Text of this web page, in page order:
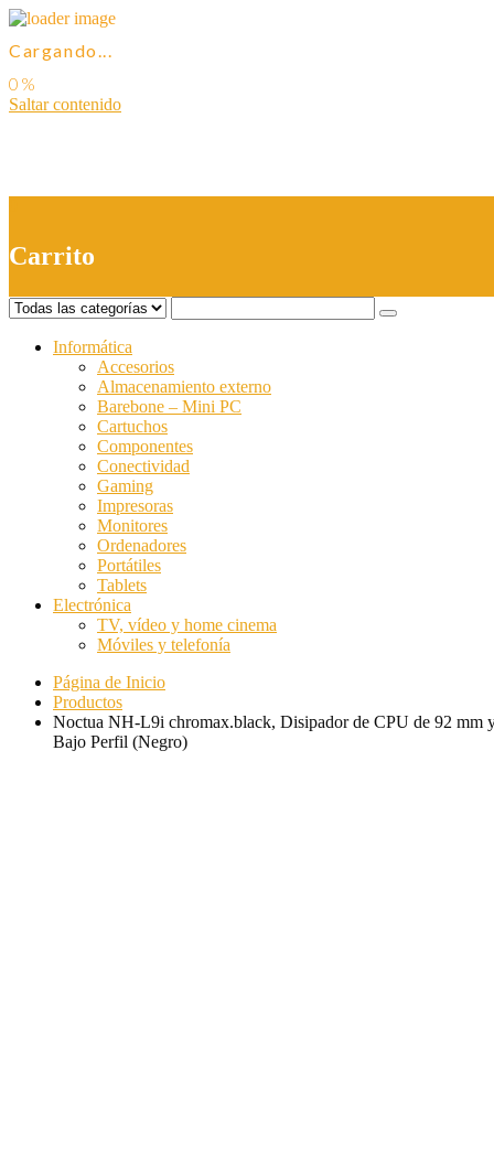
Cargando...
Saltar contenido
Carrito
Informática
Accesorios
Almacenamiento externo
Barebone – Mini PC
Cartuchos
Componentes
Conectividad
Gaming
Impresoras
Monitores
Ordenadores
Portátiles
Tablets
Electrónica
TV, vídeo y home cinema
Móviles y telefonía
Página de Inicio
Productos
Noctua NH-L9i chromax.black, Disipador de CPU de 92 mm
Bajo Perfil (Negro)